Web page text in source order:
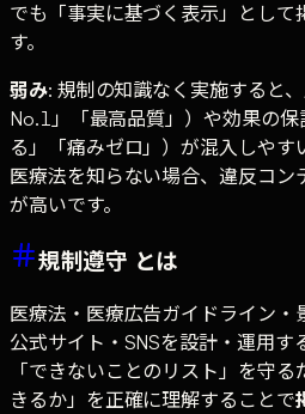
でも「事実に基づく表示」として
す。
弱み: 規制の知識なく実施すると
No.1」「最高品質」）や効果の
る」「痛みゼロ」）が混入しやす
医療法を知らない場合、違反コン
が高いです。
規制遵守 とは
医療法・医療広告ガイドライン・
公式サイト・SNSを設計・運用す
「できないことのリスト」を守
きるか」を正確に理解することで